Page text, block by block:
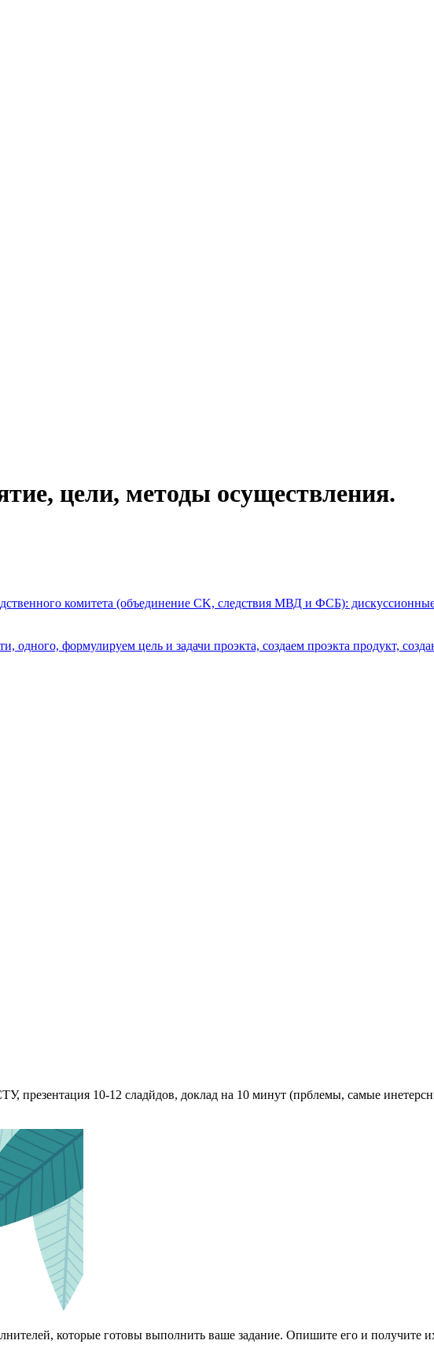
цели, методы осуществления.
комитета (объединение СK, следствия МВД и ФСБ):
одного, формулируем цель и задачи проэкта, создаем проэкта продукт,
презентация 10-12 сладйдов, доклад на 10 минут (прблемы, самые
которые готовы выполнить ваше задание. Опишите его и получите